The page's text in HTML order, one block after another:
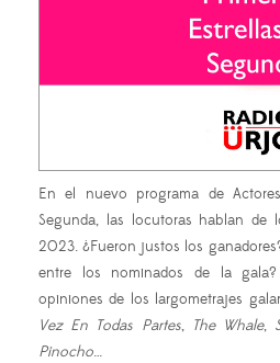
En el nuevo programa de
Segunda, las locutoras hablan de
2023. ¿Fueron justos los
entre los nominados de la
opiniones de los largometrajes
Vez En Todas Partes, The Whale,
Pinocho…